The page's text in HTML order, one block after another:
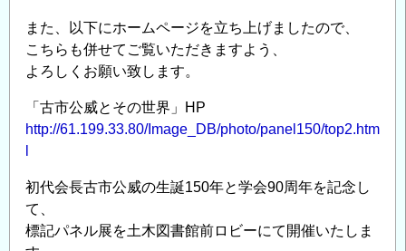
の
また、以下にホームページを立ち上げましたので、
こちらも併せてご覧いただきますよう、
よろしくお願い致します。
「古市公威とその世界」HP
http://61.199.33.80/Image_DB/photo/panel150/top2.htm
初代会長古市公威の生誕150年と学会90周年を記念し
て、
標記パネル展を土木図書館前ロビーにて開催いたしま